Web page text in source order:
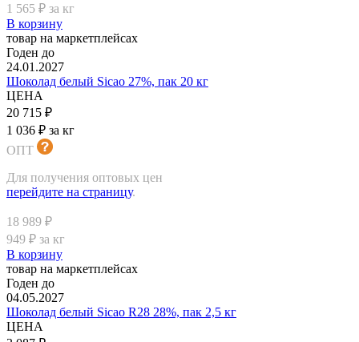
1 565 ₽ за кг
В корзину
товар на маркетплейсах
Годен до
24.01.2027
Шоколад белый Sicao 27%, пак 20 кг
ЦЕНА
20 715 ₽
1 036 ₽ за кг
ОПТ
Для получения оптовых цен
перейдите на страницу.
18 989 ₽
949 ₽ за кг
В корзину
товар на маркетплейсах
Годен до
04.05.2027
Шоколад белый Sicao R28 28%, пак 2,5 кг
ЦЕНА